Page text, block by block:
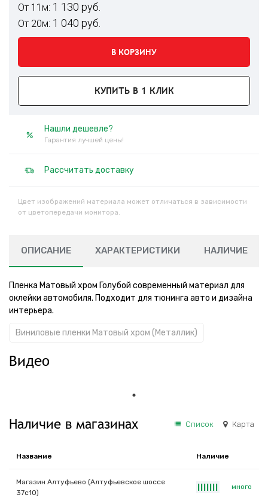
От 11м: 1 130 руб.
От 20м: 1 040 руб.
В КОРЗИНУ
КУПИТЬ В 1 КЛИК
Нашли дешевле?
Гарантия лучшей цены!
Рассчитать доставку
Цвет изображений материала может отличаться в зависимости
от цветопередачи монитора.
ОПИСАНИЕ ХАРАКТЕРИСТИКИ НАЛИЧИЕ
Пленка Матовый хром Голубой современный материал для
оклейки автомобиля. Подходит для тюнинга авто и дизайна
интерьера.
Виниловые пленки Матовый хром (Металлик)
Видео
Наличие в магазинах Список Карта
Название Наличие
Магазин Алтуфьево (Алтуфьевское шоссе
37с10)
много